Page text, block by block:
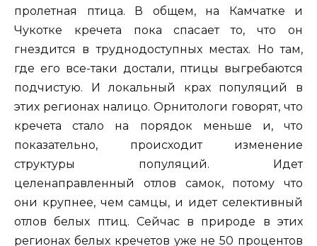
пролетная птица. В общем, на Камчатке и
Чукотке кречета пока спасает то, что он
гнездится в труднодоступных местах. Но там,
где его все-таки достали, птицы выгребаются
подчистую. И локальный крах популяций в
этих регионах налицо. Орнитологи говорят, что
кречета стало на порядок меньше и, что
показательно, происходит изменение
структуры популяций. Идет
целенаправленный отлов самок, потому что
они крупнее, чем самцы, и идет селективный
отлов белых птиц. Сейчас в природе в этих
регионах белых кречетов уже не 50 процентов